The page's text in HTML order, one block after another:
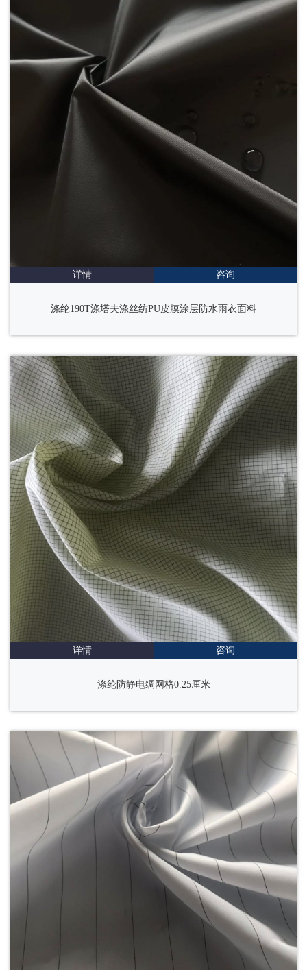
详情 咨询
涤纶190T涤塔夫涤丝纺PU皮膜涂层防水雨衣面料
详情 咨询
涤纶防静电绸网格0.25厘米